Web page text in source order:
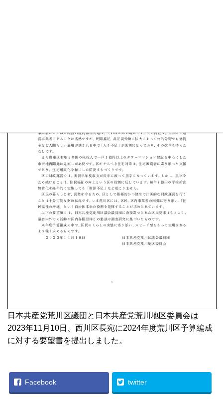
日本共産党荒川区議団と日本共産党荒川地区委員会は
2023年11月10日、西川区長宛に2024年度荒川区予算編成
に対する要望書を提出しました。
Facebook twitter